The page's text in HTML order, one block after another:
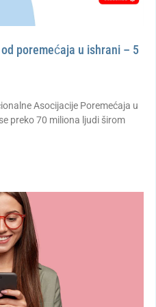
poremećaja u ishrani – 5
Asocijacije Poremećaja u
preko 70 miliona ljudi širom